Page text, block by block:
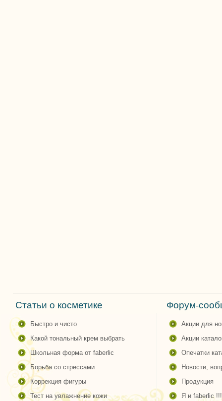
Статьи о косметике
быстро и чисто
какой тональный крем выбрать
школьная форма от faberlic
борьба со стрессами
коррекция фигуры
тест на увлажнение кожи
Форум-
акции для
акции
опечатки
новости,
продукция
я и faberlic !!!